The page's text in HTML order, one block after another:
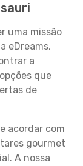
uma missão
eDreams,
a
que
de
acordar com
gourmet
A nossa